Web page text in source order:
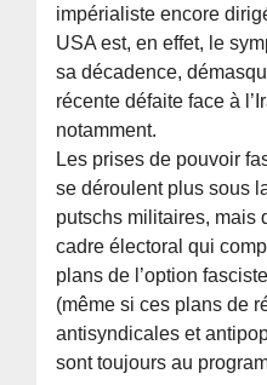
impérialiste encore
USA est, en effet, le
sa décadence,
récente défaite face à
notamment.
Les prises de pouvoir
se déroulent plus sous
putschs militaires, mais
cadre électoral qui
plans de l’option
(même si ces plans de
antisyndicales et
sont toujours au